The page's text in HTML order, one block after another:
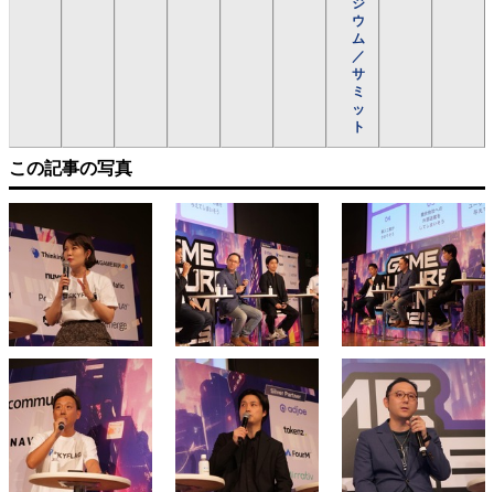
ウ
ム
／
サ
ミ
ッ
ト
この記事の写真